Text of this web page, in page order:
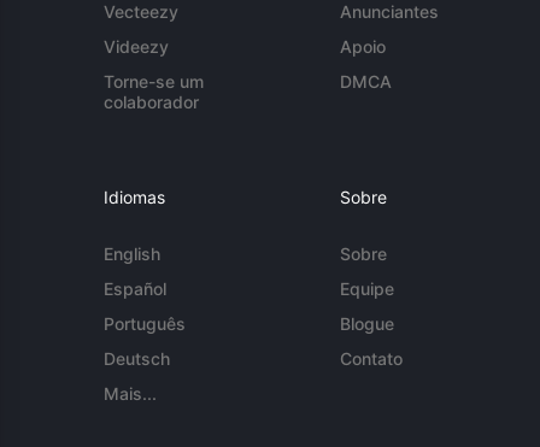
Vecteezy
Videezy
Torne-se um
colaborador
Anunciantes
Apoio
DMCA
Idiomas
English
Español
Português
Deutsch
Mais...
Sobre
Sobre
Equipe
Blogue
Contato